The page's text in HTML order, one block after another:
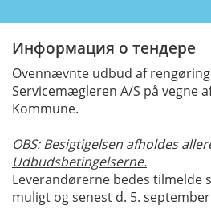
Информация о тендере
Ovennævnte udbud af
Servicemægleren A/S på vegne
Kommune.
OBS: Besigtigelsen afholdes
Udbudsbetingelserne.
Leverandørerne bedes tilmelde
muligt og senest d. 5.